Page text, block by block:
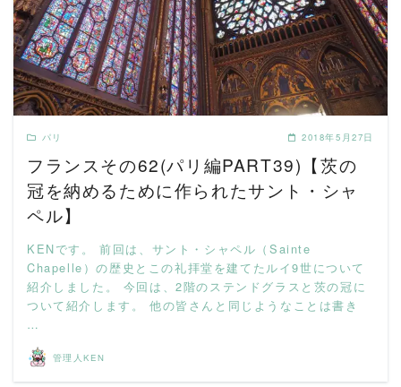
READ MORE
パリ 2018年5月27日
フランスその62(パリ編PART39)【茨の
冠を納めるために作られたサント・シャ
ペル】
KENです。 前回は、サント・シャペル（Sainte
Chapelle）の歴史とこの礼拝堂を建てたルイ9世について
紹介しました。 今回は、2階のステンドグラスと茨の冠に
ついて紹介します。 他の皆さんと同じようなことは書き
…
管理人KEN